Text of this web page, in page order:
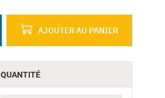
AJOUTER AU PANIER
QUANTITÉ